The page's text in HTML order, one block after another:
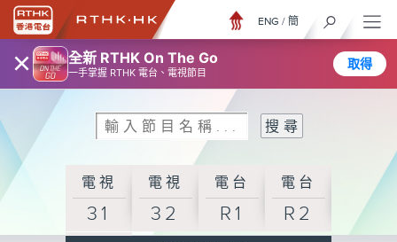
× 全新 RTHK On The Go
一手掌握 RTHK 電台、電視節目
取得
ENG / 簡
電視
31
電視
32
電台
R1
電台
R2